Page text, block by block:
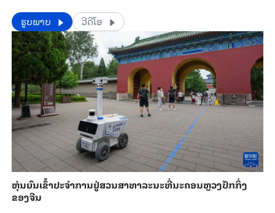
​​ຮູບພາບ ວີດີໂອ
​ຫຸ່ນ​ຍົນ​ເຂົ້າ​ປະ​ຈຳ​ການ​ຢູ່​ສວນ​ສາ​ທາ​ລະ​ນະ​ທີ່​ນະ​ຄອນຫຼວງ​ປັກ​ກິ່ງ​
ຂອງ​ຈີນ